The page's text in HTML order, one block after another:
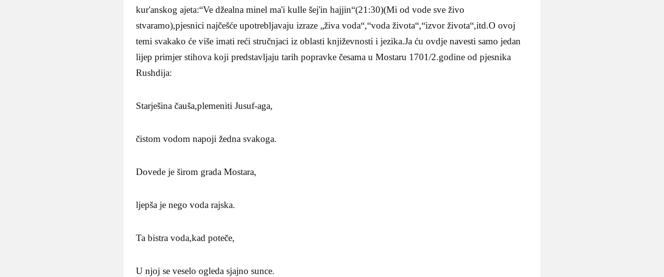
kur'anskog ajeta:“Ve džealna minel ma'i kulle šej'in hajjin“(21:30)(Mi od vode sve živo
stvaramo),pjesnici najčešće upotrebljavaju izraze „živa voda“,“voda života“,“izvor života“,itd.O ovoj
temi svakako će više imati reći stručnjaci iz oblasti književnosti i jezika.Ja ću ovdje navesti samo jedan
lijep primjer stihova koji predstavljaju tarih popravke česama u Mostaru 1701/2.godine od pjesnika
Rushdija:
Starješina čauša,plemeniti Jusuf-aga,
čistom vodom napoji žedna svakoga.
Dovede je širom grada Mostara,
ljepša je nego voda rajska.
Ta bistra voda,kad poteče,
U njoj se veselo ogleda sjajno sunce.